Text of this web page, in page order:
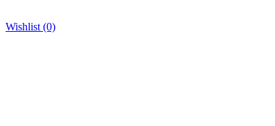
Wishlist (0)